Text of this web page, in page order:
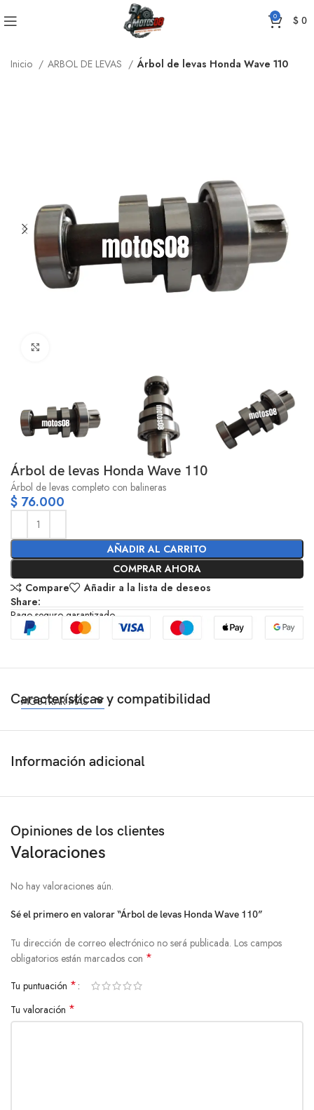
0 $0
Inicio ARBOL DE LEVAS Árbol de levas Honda Wave 110
Árbol de levas Honda Wave 110
Árbol de levas completo con balineras
$ 76.000
AÑADIR AL CARRITO
COMPRAR AHORA
Compare
Añadir a la lista de deseos
Share:
Pago seguro garantizado
Características y compatibilidad
MOSTRAR MÁS
Información adicional
Opiniones de los clientes
Valoraciones
No hay valoraciones aún.
Sé el primero en valorar “Árbol de levas Honda Wave 110”
Tu dirección de correo electrónico no será publicada. Los campos
obligatorios están marcados con *
Tu puntuación *
Tu valoración *